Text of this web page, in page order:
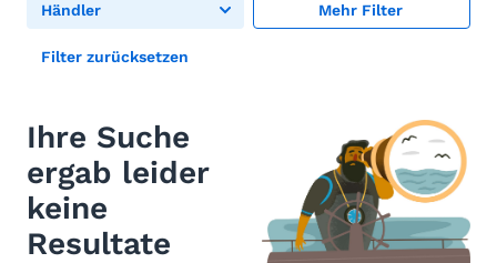
Händler Mehr Filter
Filter zurücksetzen
Ihre Suche
ergab leider
keine
Resultate